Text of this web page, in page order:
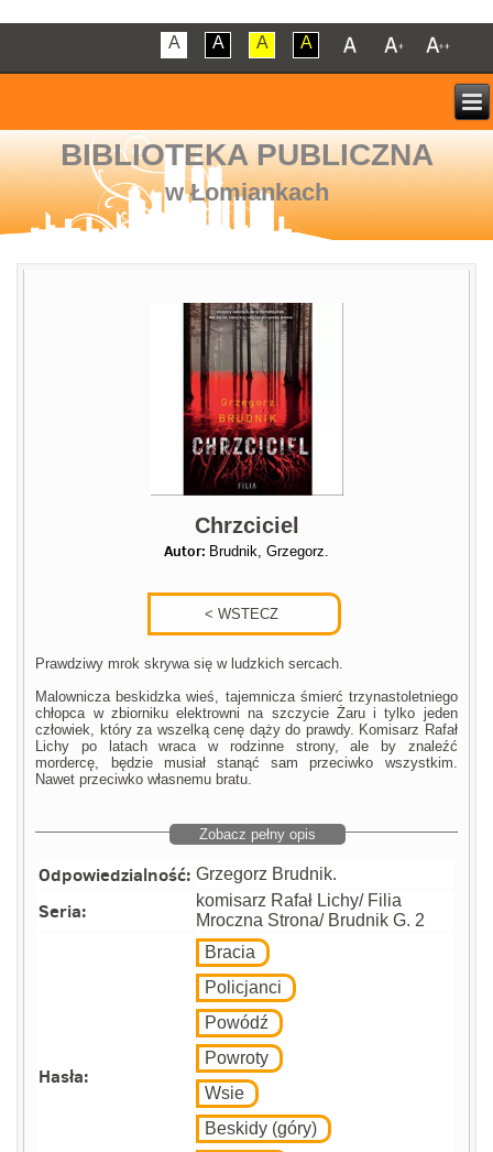
A A A A
BIBLIOTEKA PUBLICZNA
w Łomiankach
Chrzciciel
Autor: Brudnik, Grzegorz.
Prawdziwy mrok skrywa się w ludzkich sercach.
Malownicza beskidzka wieś, tajemnicza śmierć trzynastoletniego
chłopca w zbiorniku elektrowni na szczycie Żaru i tylko jeden
człowiek, który za wszelką cenę dąży do prawdy. Komisarz Rafał
Lichy po latach wraca w rodzinne strony, ale by znaleźć
mordercę, będzie musiał stanąć sam przeciwko wszystkim.
Nawet przeciwko własnemu bratu.
Zobacz pełny opis
Odpowiedzialność: Grzegorz Brudnik.
Seria:
komisarz Rafał Lichy/ Filia
Mroczna Strona/ Brudnik G. 2
Hasła:
Bracia
Policjanci
Powódź
Powroty
Wsie
Beskidy (góry)